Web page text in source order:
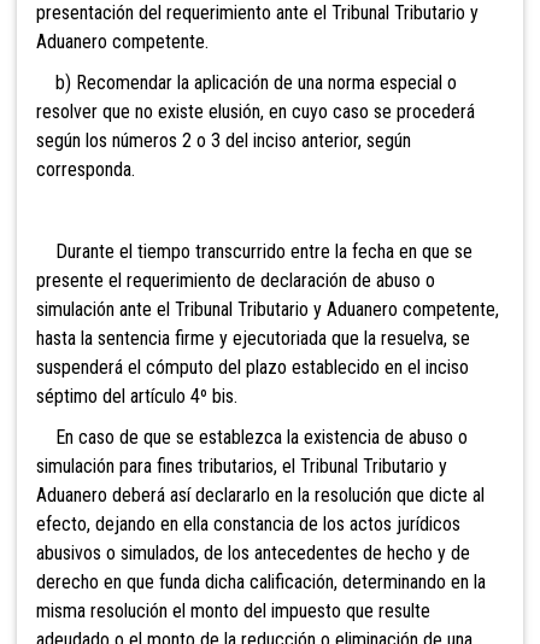
presentación del requerimiento ante el Tribunal Tributario y
Aduanero competente.
b) Recomendar la aplicación de una norma especial o
resolver que no existe elusión, en cuyo caso se procederá
según los números 2 o 3 del inciso anterior, según
corresponda.
Durante el tiempo transcurrido entre la fecha en que se
presente el requerimiento de declaración de abuso o
simulación ante el Tribunal Tributario y Aduanero competente,
hasta la sentencia firme y ejecutoriada que la resuelva, se
suspenderá el cómputo del plazo establecido en el inciso
séptimo del artículo 4º bis.
En caso de que se establezca la existencia de abuso o
simulación para fines tributarios, el Tribunal Tributario y
Aduanero deberá así declararlo en la resolución que dicte al
efecto, dejando en ella constancia de los actos jurídicos
abusivos o simulados, de los antecedentes de hecho y de
derecho en que funda dicha calificación, determinando en la
misma resolución el monto del impuesto que resulte